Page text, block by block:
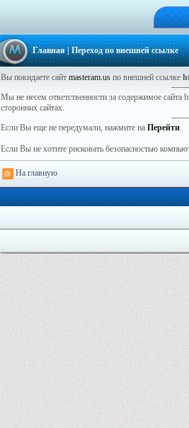
Главная| Переход по внешней ссылке
Вы покидаете сайт masteram.us по внешней ссылке
Мы не несем ответственности за содержимое
сторонних сайтах.
Если Вы еще не передумали, нажмите на Перейти.
Если Вы не хотите рисковать безопасностью
На главную